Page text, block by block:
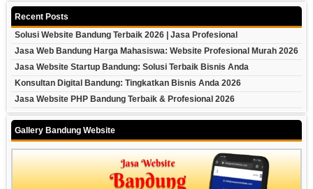
Recent Posts
Solusi Website Bandung Terbaik 2026 | Jasa Profesional
Jasa Web Bandung Harga Mahasiswa: Website Profesional Murah 2026
Jasa Website Startup Bandung: Solusi Terbaik Bisnis Anda
Konsultan Digital Bandung: Tingkatkan Bisnis Anda 2026
Jasa Website PHP Bandung Terbaik & Profesional 2026
Gallery Bandung Website